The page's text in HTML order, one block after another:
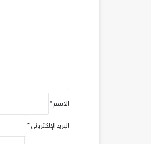
الاسم *
البريد الإلكتروني*